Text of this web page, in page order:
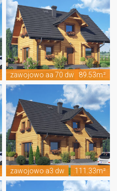
zawojowo aa 70 dw 89.53m²
zawojowo a3 dw 111.33m²